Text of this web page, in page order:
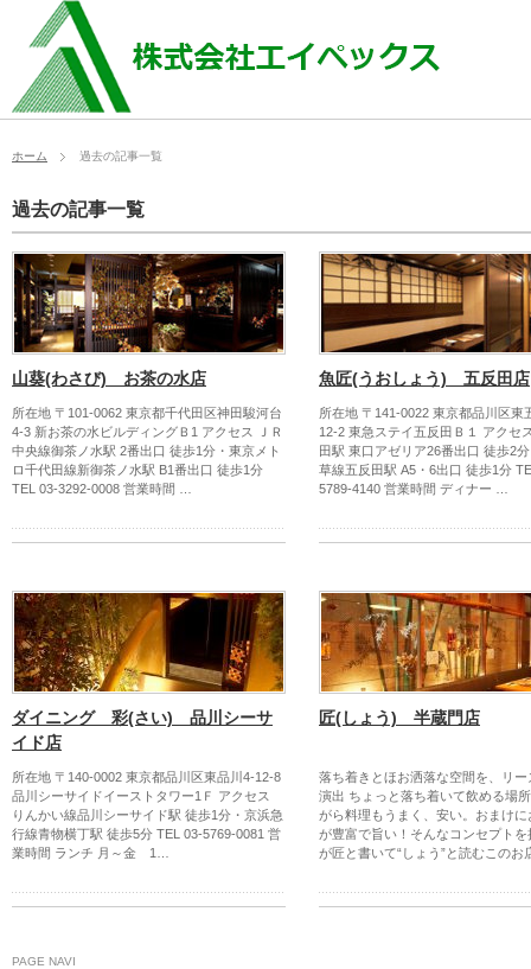
ホーム 過去の記事一覧
過去の記事一覧
山葵(わさび) お茶の水店
所在地 〒101-0062 東京都千代田区神田駿河台
4-3 新お茶の水ビルディングＢ1 アクセス ＪＲ
中央線御茶ノ水駅 2番出口 徒歩1分・東京メト
ロ千代田線新御茶ノ水駅 B1番出口 徒歩1分
TEL 03-3292-0008 営業時間 …
魚匠(うおしょう) 五反田店
所在地 〒141-0022 東京都品川区東
12-2 東急ステイ五反田Ｂ１ アクセ
田駅 東口アゼリア26番出口 徒歩2
草線五反田駅 A5・6出口 徒歩1分
5789-4140 営業時間 ディナー …
ダイニング 彩(さい) 品川シーサ
イド店
所在地 〒140-0002 東京都品川区東品川4-12-8
品川シーサイドイーストタワー1Ｆ アクセス
りんかい線品川シーサイド駅 徒歩1分・京浜急
行線青物横丁駅 徒歩5分 TEL 03-5769-0081 営
業時間 ランチ 月～金 1…
匠(しょう) 半蔵門店
落ち着きとほお洒落な空間を、リー
演出 ちょっと落ち着いて飲める場
がら料理もうまく、安い。おまけに
が豊富で旨い！そんなコンセプトを
が匠と書いて“しょう”と読むこのお
PAGE NAVI